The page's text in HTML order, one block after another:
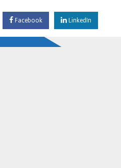
Facebook LinkedIn